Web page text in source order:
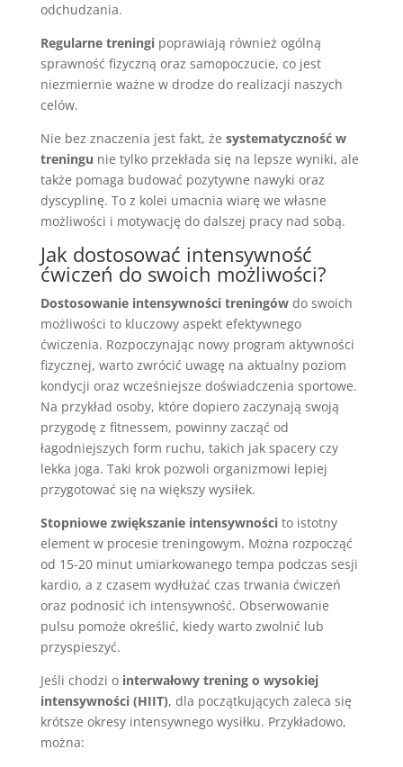
odchudzania.
Regularne treningipoprawiają również ogólną
sprawność fizyczną oraz samopoczucie, co jest
niezmiernie ważne w drodze do realizacji naszych
celów.
Nie bez znaczenia jest fakt, że systematyczność w
treningu nie tylko przekłada się na lepsze wyniki, ale
także pomaga budować pozytywne nawyki oraz
dyscyplinę. To z kolei umacnia wiarę we własne
możliwości i motywację do dalszej pracy nad sobą.
Jak dostosować intensywność
ćwiczeń do swoich możliwości?
Dostosowanie intensywności treningówdo swoich
możliwości to kluczowy aspekt efektywnego
ćwiczenia. Rozpoczynając nowy program aktywności
fizycznej, warto zwrócić uwagę na aktualny poziom
kondycji oraz wcześniejsze doświadczenia sportowe.
Na przykład osoby, które dopiero zaczynają swoją
przygodę z fitnessem, powinny zacząć od
łagodniejszych form ruchu, takich jak spacery czy
lekka joga. Taki krok pozwoli organizmowi lepiej
przygotować się na większy wysiłek.
Stopniowe zwiększanie intensywnościto istotny
element w procesie treningowym. Można rozpocząć
od 15-20 minut umiarkowanego tempa podczas sesji
kardio, a z czasem wydłużać czas trwania ćwiczeń
oraz podnosić ich intensywność. Obserwowanie
pulsu pomoże określić, kiedy warto zwolnić lub
przyspieszyć.
Jeśli chodzi o interwałowy trening o wysokiej
intensywności (HIIT), dla początkujących zaleca się
krótsze okresy intensywnego wysiłku. Przykładowo,
można: